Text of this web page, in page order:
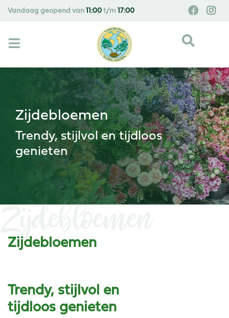
r
Zijdebloemen
Trendy, stijlvol en tijdloos
genieten
Vandaag geopend van 11:00 t/m 17:00
Zijdebloemen
Zijdebloemen
Trendy, stijlvol en
tijdloos genieten